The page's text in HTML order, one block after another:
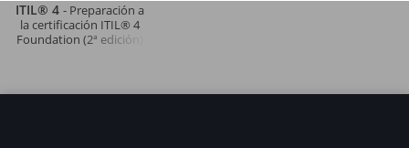
ITIL® 4 - Preparación a
la certificación ITIL® 4
Foundation (2ª edición)